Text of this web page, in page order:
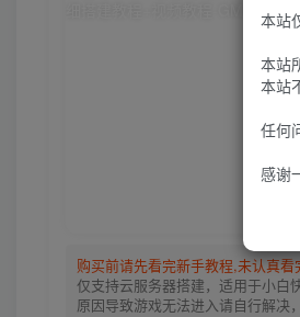
购买前请先看完新手教程,未认真
仅支持云服务器搭建，适用于小白
原因导致游戏无法进入请自行解决
本站
本站
本站
任何
感谢